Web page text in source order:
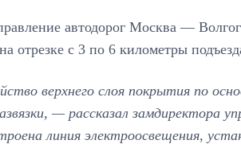
автодорог Москва —
отрезке с 3 по 6 километры
верхнего слоя покрытия по
— рассказал замдиректора
линия электроосвещения,